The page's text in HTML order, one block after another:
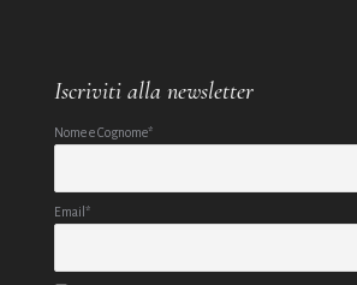
Iscriviti alla newsletter
Nome e Cognome*
Email*